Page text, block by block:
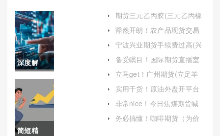
深度解
析！国际
期货之星
喊单直播
简短精
期货三元乙丙胶(三元乙丙橡
胶期货)
豁然开朗！农产品现货交易
(电子农产品现货交易)
宁波兴业期货手续费过高(兴
业期货手续费很贵)
备受瞩目！国际期货直播室
面粉喊单(实时指导与市场分
析)
立马get！广州期货(立足羊
城，面向世界)
实用干货！原油外盘开平台
(全面解析与指南)
非常nice！今日焦煤期货喊
单直播行情(焦煤市场动态与
投资策略)
务必搞懂！咖啡期货（为价